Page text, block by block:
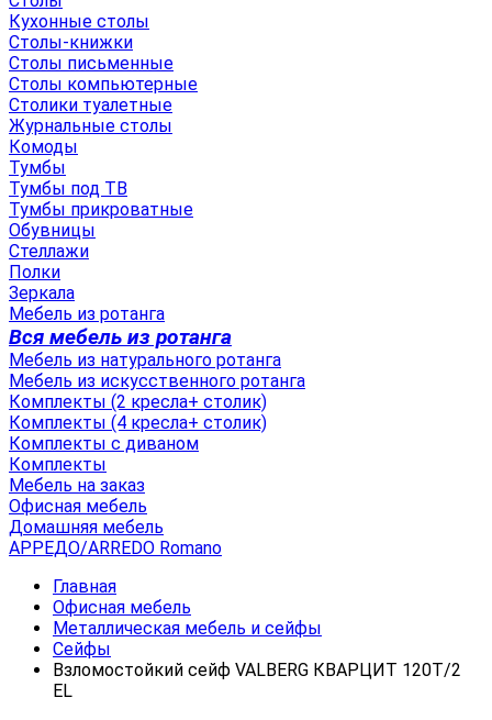
Кухонные столы
Столы-книжки
Столы письменные
Столы компьютерные
Столики туалетные
Журнальные столы
Комоды
Тумбы
Тумбы под ТВ
Тумбы прикроватные
Обувницы
Стеллажи
Полки
Зеркала
Мебель из ротанга
Вся мебель из ротанга
Мебель из натурального ротанга
Мебель из искусственного ротанга
Комплекты (2 кресла+ столик)
Комплекты (4 кресла+ столик)
Комплекты с диваном
Комплекты
Мебель на заказ
Офисная мебель
Домашняя мебель
АРРЕДО/ARREDO Romano
Главная
Офисная мебель
Металлическая мебель и сейфы
Сейфы
Взломостойкий сейф VALBERG КВАРЦИТ 120Т/2
EL